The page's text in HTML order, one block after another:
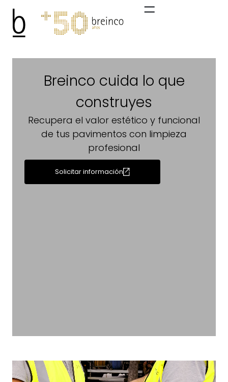
Breinco cuida lo que
construyes
Recupera el valor estético y funcional
de tus pavimentos con limpieza
profesional
Solicitar información